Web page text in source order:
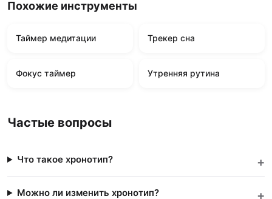
Похожие инструменты
Таймер медитации Трекер сна
Фокус таймер Утренняя рутина
Частые вопросы
Что такое хронотип?
Можно ли изменить хронотип?